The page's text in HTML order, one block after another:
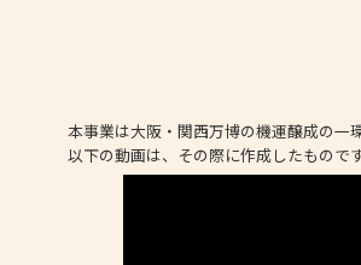
本事業は大阪・関西万博の機運醸成の一
以下の動画は、その際に作成したものです